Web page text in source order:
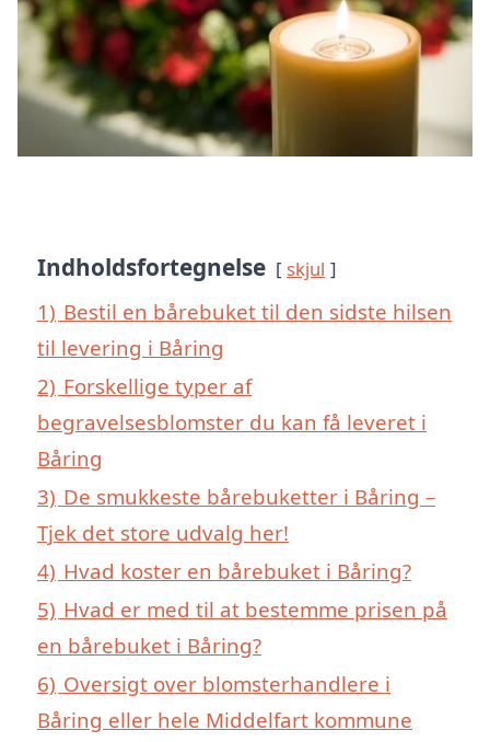
Indholdsfortegnelse skjul
1) Bestil en bårebuket til den sidste hilsen
til levering i Båring
2) Forskellige typer af
begravelsesblomster du kan få leveret i
Båring
3) De smukkeste bårebuketter i Båring –
Tjek det store udvalg her!
4) Hvad koster en bårebuket i Båring?
5) Hvad er med til at bestemme prisen på
en bårebuket i Båring?
6) Oversigt over blomsterhandlere i
Båring eller hele Middelfart kommune